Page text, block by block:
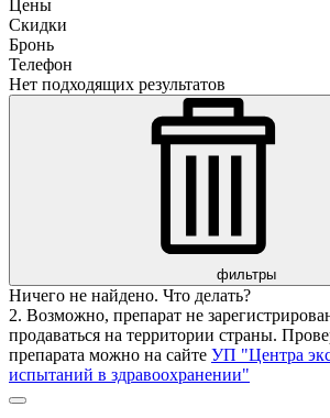
Цены
Скидки
Бронь
Телефон
Нет подходящих результатов
фильтры
Ничего не найдено. Что делать?
2. Возможно, препарат не
продаваться на территории страны.
препарата можно на сайте УП "Центра
испытаний в здравоохранении"